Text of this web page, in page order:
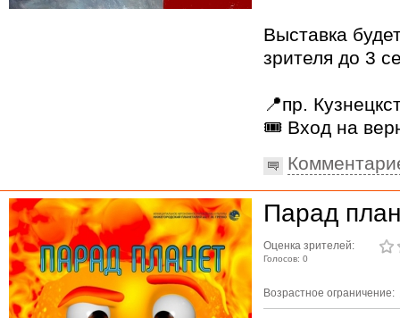
Выставка
зрителя до 3
📍пр.
🎟️ Вход на
Парад
Оценка зрителей:
Голосов: 0
Возрастное ограничение: